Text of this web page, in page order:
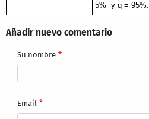
5%  y q = 95%.
Añadir nuevo comentario
Su nombre
Email